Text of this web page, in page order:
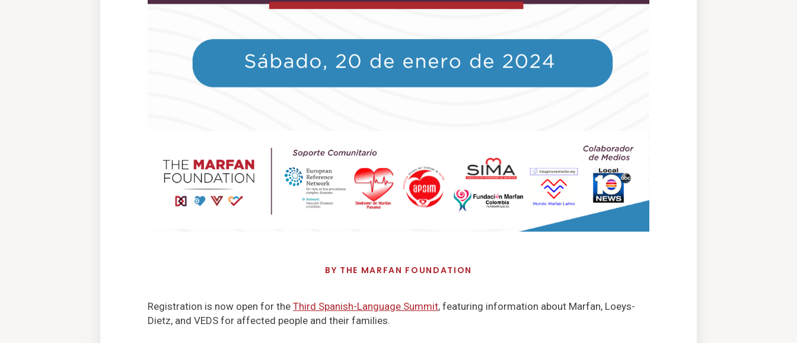
BY THE MARFAN FOUNDATION
Registration is now open for the Third Spanish-Language Summit, featuring information about Marfan, Loeys-
Dietz, and VEDS for affected people and their families.